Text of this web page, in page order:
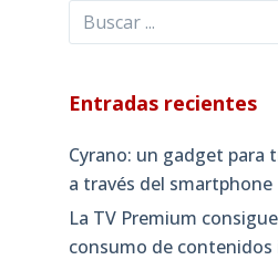
Buscar
Entradas recientes
Cyrano: un gadget para
a través del smartphone
La TV Premium
consumo de contenidos